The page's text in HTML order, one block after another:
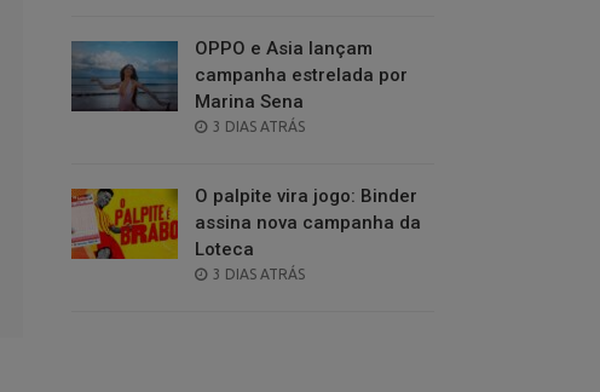
OPPO e Asia lançam
campanha estrelada por
Marina Sena
POSTED
3 DIAS ATRÁS
O palpite vira jogo: Binder
assina nova campanha da
Loteca
POSTED
3 DIAS ATRÁS